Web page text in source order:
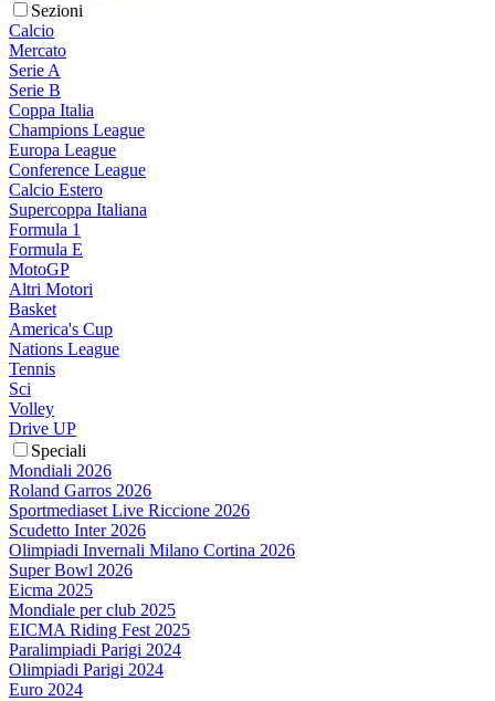
Sezioni
Calcio
Mercato
Serie A
Serie B
Coppa Italia
Champions League
Europa League
Conference League
Calcio Estero
Supercoppa Italiana
Formula 1
Formula E
MotoGP
Altri Motori
Basket
America's Cup
Nations League
Tennis
Sci
Volley
Drive UP
Speciali
Mondiali 2026
Roland Garros 2026
Sportmediaset Live Riccione 2026
Scudetto Inter 2026
Olimpiadi Invernali Milano Cortina 2026
Super Bowl 2026
Eicma 2025
Mondiale per club 2025
EICMA Riding Fest 2025
Paralimpiadi Parigi 2024
Olimpiadi Parigi 2024
Euro 2024